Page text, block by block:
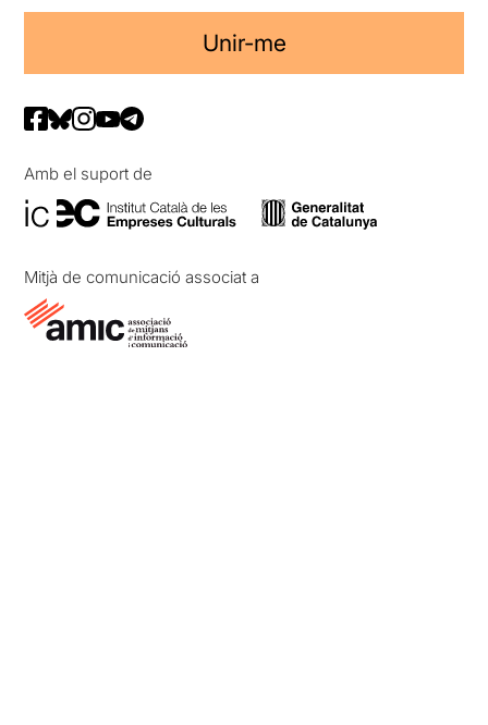
Unir-me
Amb el suport de
Mitjà de comunicació associat a